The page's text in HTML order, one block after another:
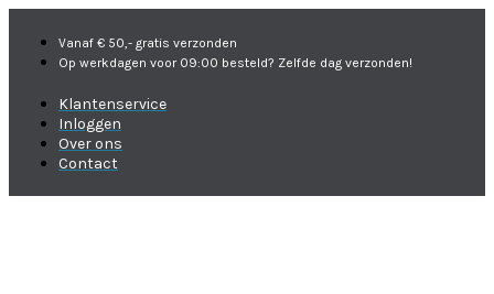
Vanaf € 50,- gratis verzonden
Op werkdagen voor 09:00 besteld? Zelfde dag verzonden!
Klantenservice
Inloggen
Over ons
Contact